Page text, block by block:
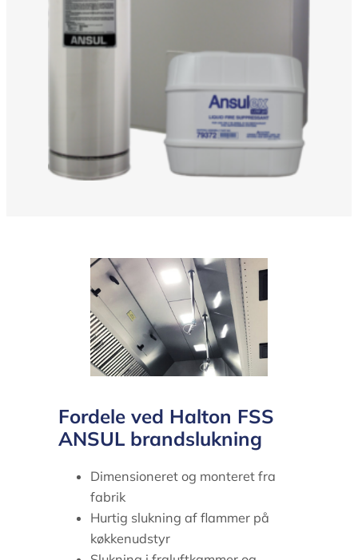
Fordele ved Halton FSS
ANSUL brandslukning
Dimensioneret og monteret fra
fabrik
Hurtig slukning af flammer på
køkkenudstyr